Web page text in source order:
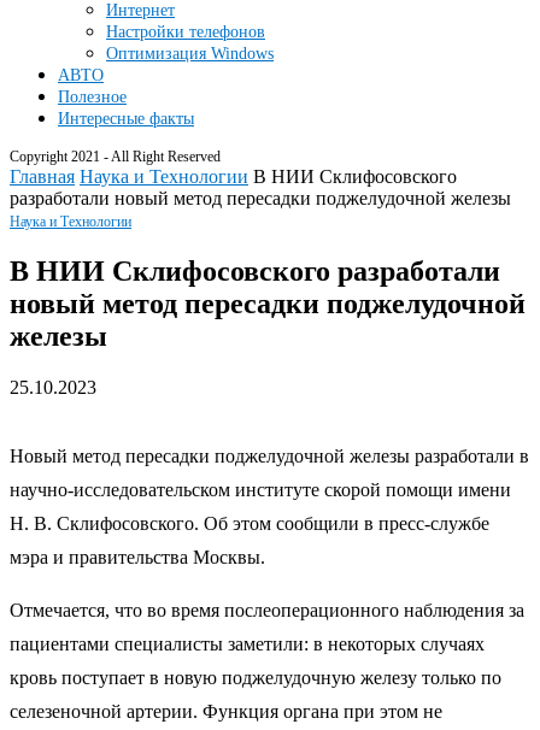
Интернет
Настройки телефонов
Оптимизация Windows
АВТО
Полезное
Интересные факты
Copyright 2021 - All Right Reserved
Главная Наука и Технологии В НИИ Склифосовского
разработали новый метод пересадки поджелудочной железы
Наука и Технологии
В НИИ Склифосовского разработали
новый метод пересадки поджелудочной
железы
25.10.2023
Новый метод пересадки поджелудочной железы разработали в
научно-исследовательском институте скорой помощи имени
Н. В. Склифосовского. Об этом сообщили в пресс-службе
мэра и правительства Москвы.
Отмечается, что во время послеоперационного наблюдения за
пациентами специалисты заметили: в некоторых случаях
кровь поступает в новую поджелудочную железу только по
селезеночной артерии. Функция органа при этом не